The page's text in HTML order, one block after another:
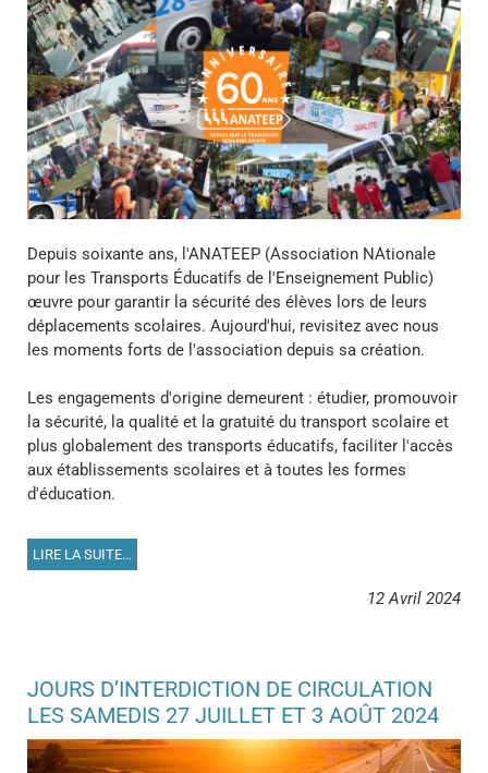
Depuis soixante ans, l'ANATEEP (Association NAtionale
pour les Transports Éducatifs de l'Enseignement Public)
œuvre pour garantir la sécurité des élèves lors de leurs
déplacements scolaires. Aujourd'hui, revisitez avec nous
les moments forts de l'association depuis sa création.
Les engagements d'origine demeurent : étudier, promouvoir
la sécurité, la qualité et la gratuité du transport scolaire et
plus globalement des transports éducatifs, faciliter l'accès
aux établissements scolaires et à toutes les formes
d'éducation.
LIRE LA SUITE...
12 Avril 2024
JOURS D’INTERDICTION DE CIRCULATION
LES SAMEDIS 27 JUILLET ET 3 AOÛT 2024